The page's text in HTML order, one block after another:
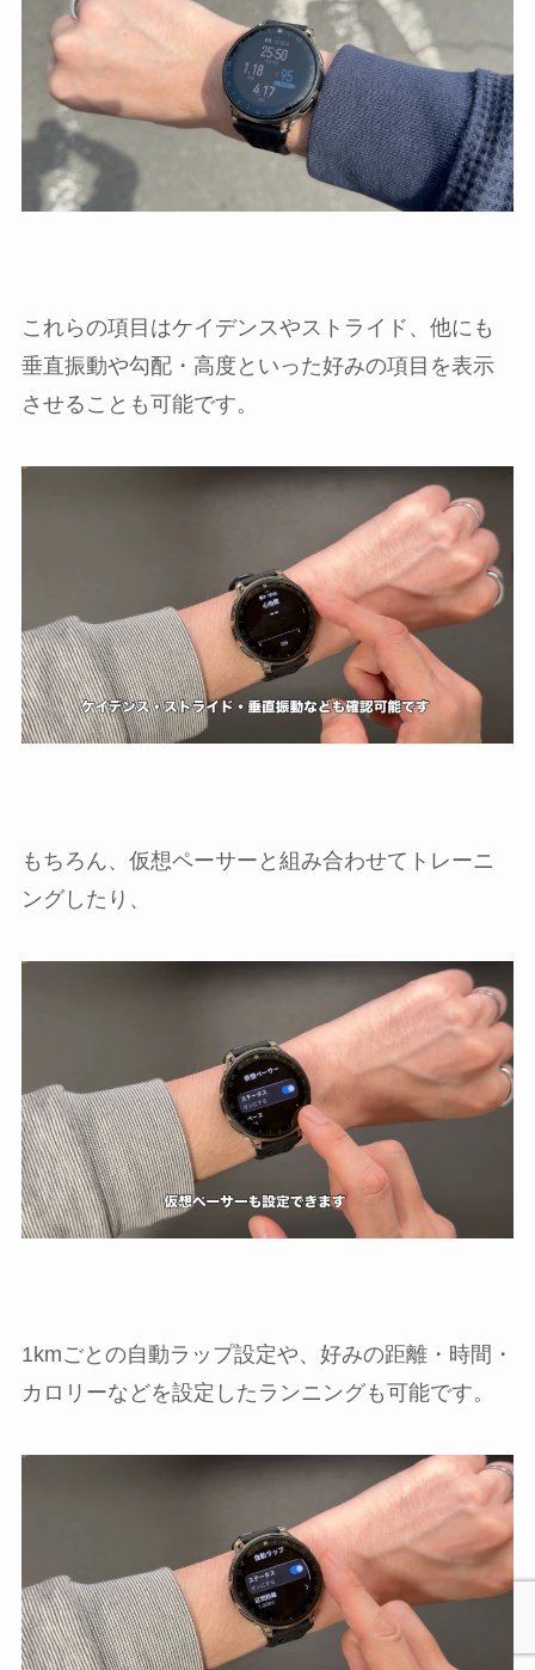
これらの項目はケイデンスやストライド、他にも
垂直振動や勾配・高度といった好みの項目を表示
させることも可能です。
もちろん、仮想ペーサーと組み合わせてトレーニ
ングしたり、
1kmごとの自動ラップ設定や、好みの距離・時間・
カロリーなどを設定したランニングも可能です。